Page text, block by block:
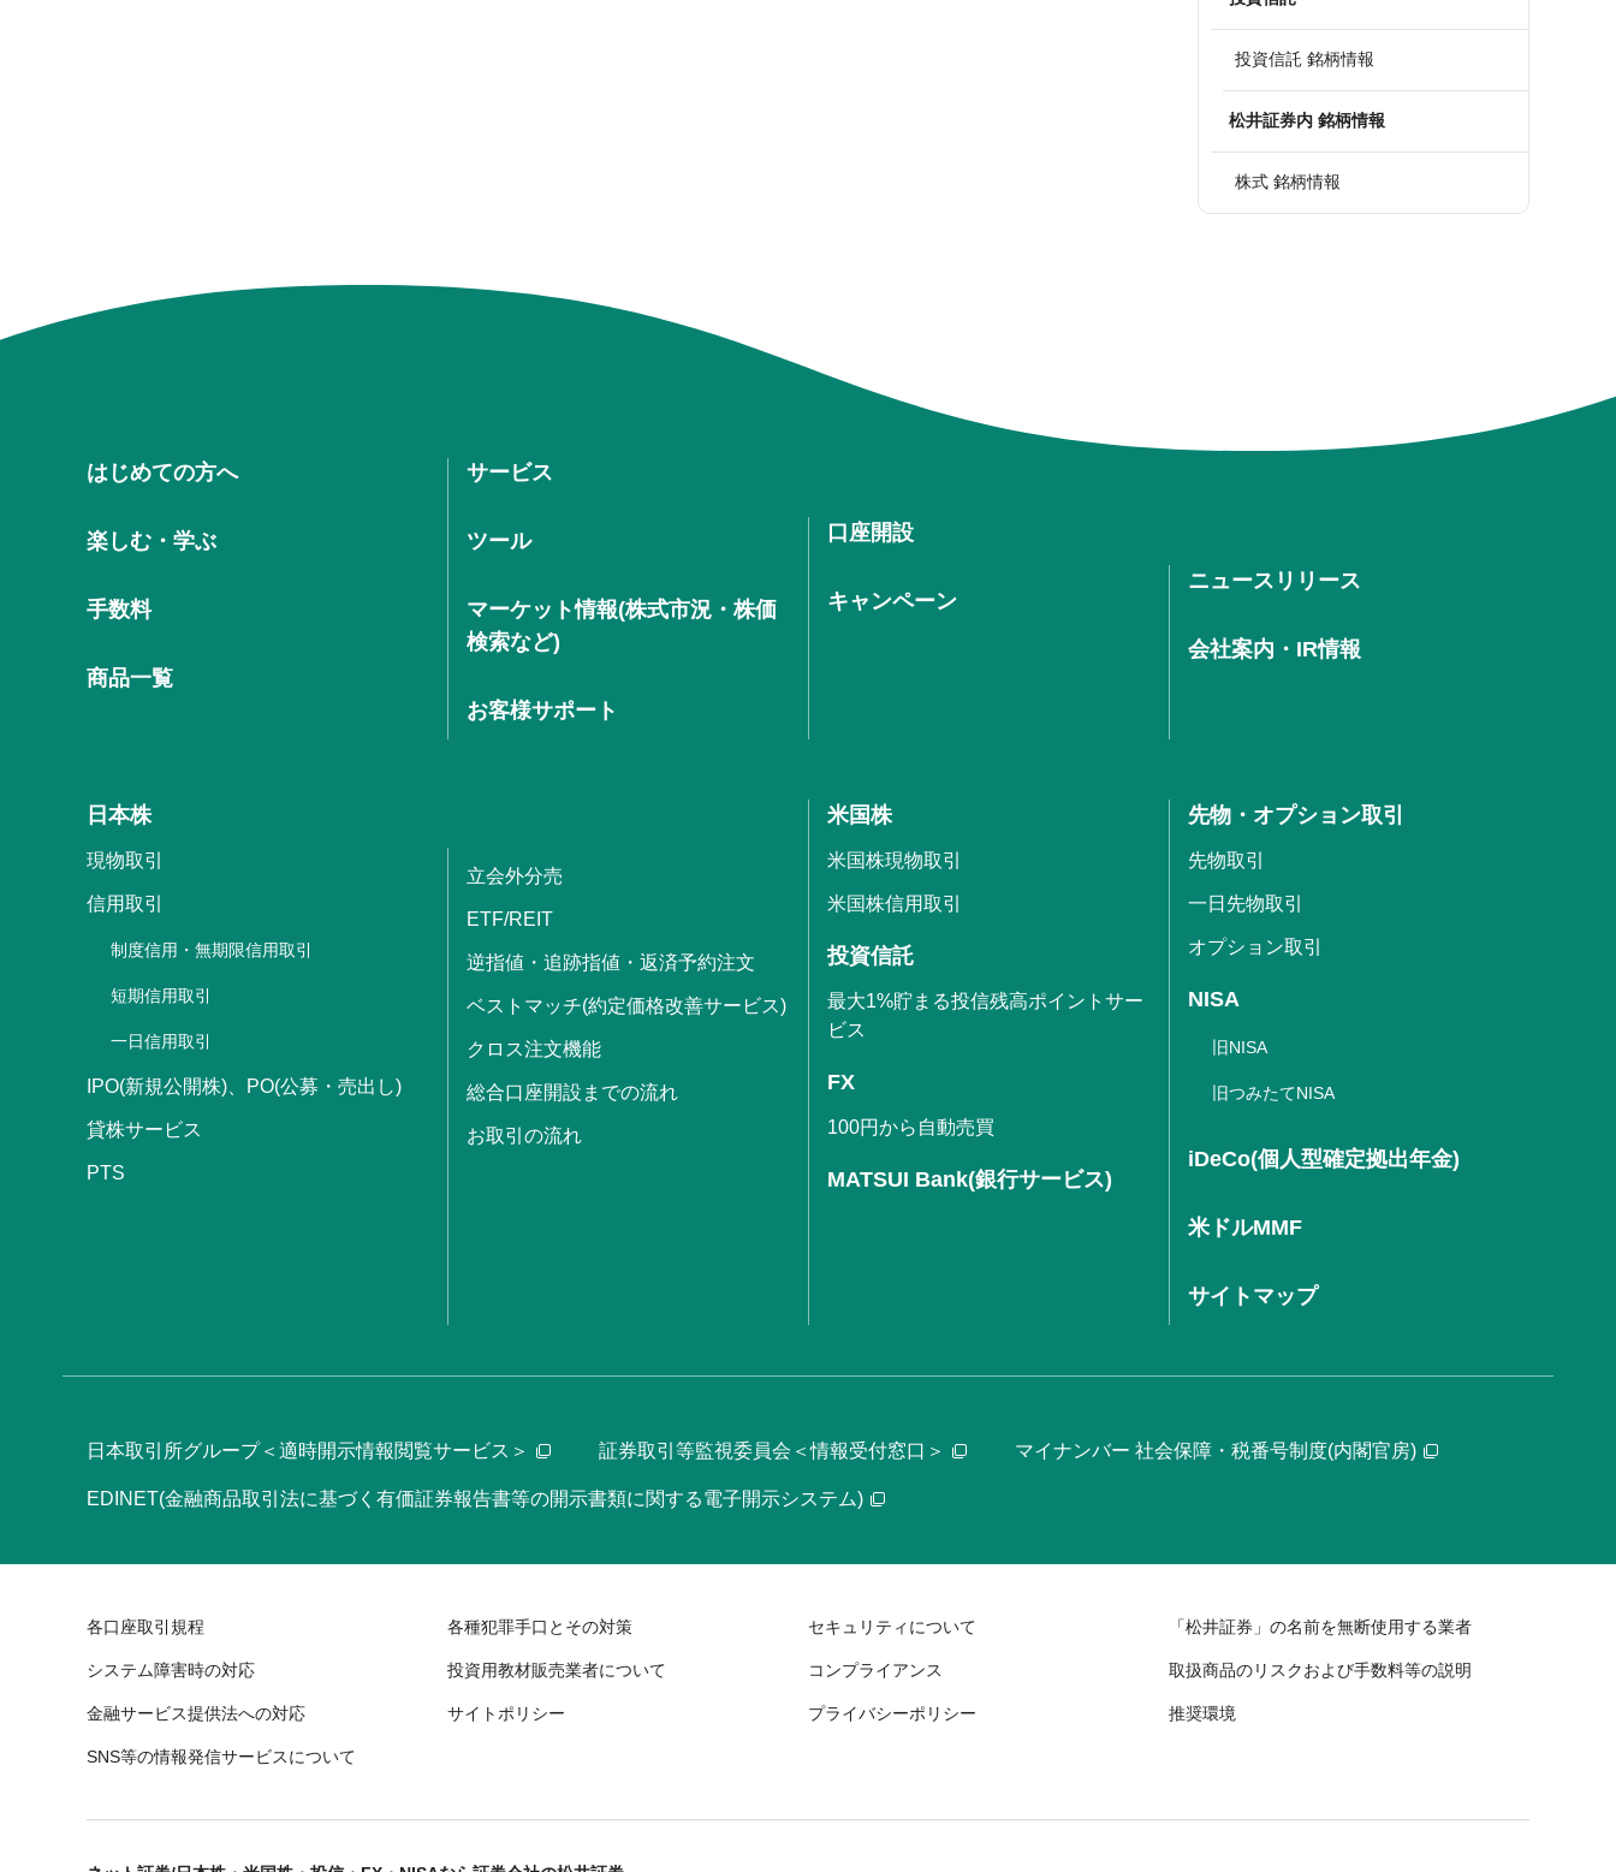
投資信託 銘柄情報
松井証券内 銘柄情報
株式 銘柄情報
はじめての方へ
楽しむ・学ぶ
手数料
商品一覧
サービス
ツール
マーケット情報(株式市況・株価
検索など)
お客様サポート
口座開設
キャンペーン
ニュースリリース
会社案内・IR情報
日本株
現物取引
信用取引
制度信用・無期限信用取引
短期信用取引
一日信用取引
IPO(新規公開株)、PO(公募・売出し)
貸株サービス
PTS
立会外分売
ETF/REIT
逆指値・追跡指値・返済予約注文
ベストマッチ(約定価格改善サービス)
クロス注文機能
総合口座開設までの流れ
お取引の流れ
米国株
米国株現物取引
米国株信用取引
投資信託
最大1%貯まる投信残高ポイントサー
ビス
FX
100円から自動売買
MATSUI Bank(銀行サービス)
先物・オプション取引
先物取引
一日先物取引
オプション取引
NISA
旧NISA
旧つみたてNISA
iDeCo(個人型確定拠出年金)
米ドルMMF
サイトマップ
日本取引所グループ＜適時開示情報閲覧サービス＞ 証券取引等監視委員会＜情報受付窓口＞ マイナンバー 社会保障・税番号制度(内閣官房)
EDINET(金融商品取引法に基づく有価証券報告書等の開示書類に関する電子開示システム)
各口座取引規程 各種犯罪手口とその対策 セキュリティについて 「松井証券」の名前を無断使用する業者
システム障害時の対応 投資用教材販売業者について コンプライアンス 取扱商品のリスクおよび手数料等の説明
金融サービス提供法への対応 サイトポリシー プライバシーポリシー 推奨環境
SNS等の情報発信サービスについて